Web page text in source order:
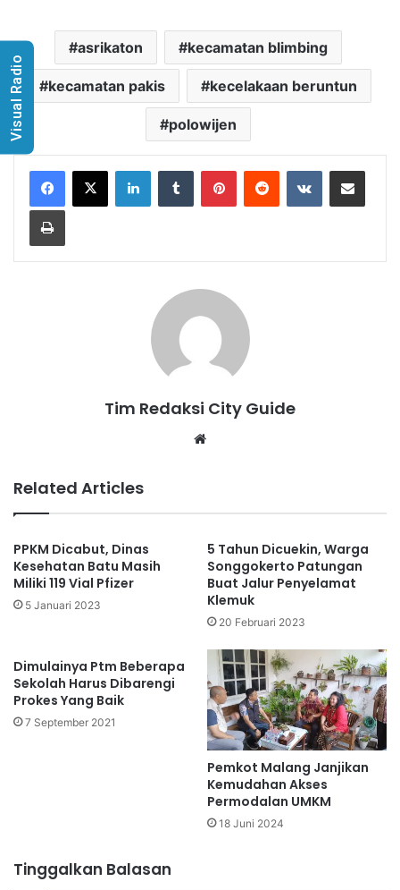
asrikaton kecamatan blimbing
kecamatan pakis kecelakaan beruntun
polowijen
LinkedInTumblr PinterestReddit VKontakteShare via Email
Print
Tim Redaksi City Guide
Related Articles
PPKM Dicabut, Dinas
Kesehatan Batu Masih
Miliki 119 Vial Pfizer
5 Januari 2023
5 Tahun Dicuekin, Warga
Songgokerto Patungan
Buat Jalur Penyelamat
Klemuk
20 Februari 2023
Dimulainya Ptm Beberapa
Sekolah Harus Dibarengi
Prokes Yang Baik
7 September 2021
Pemkot Malang Janjikan
Kemudahan Akses
Permodalan UMKM
18 Juni 2024
Tinggalkan Balasan
Visual Radio